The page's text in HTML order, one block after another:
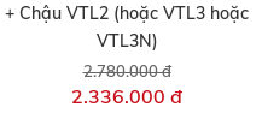
+ Chậu VTL2 (hoặc VTL3 hoặc
VTL3N)
2.780.000 đ
2.336.000 đ